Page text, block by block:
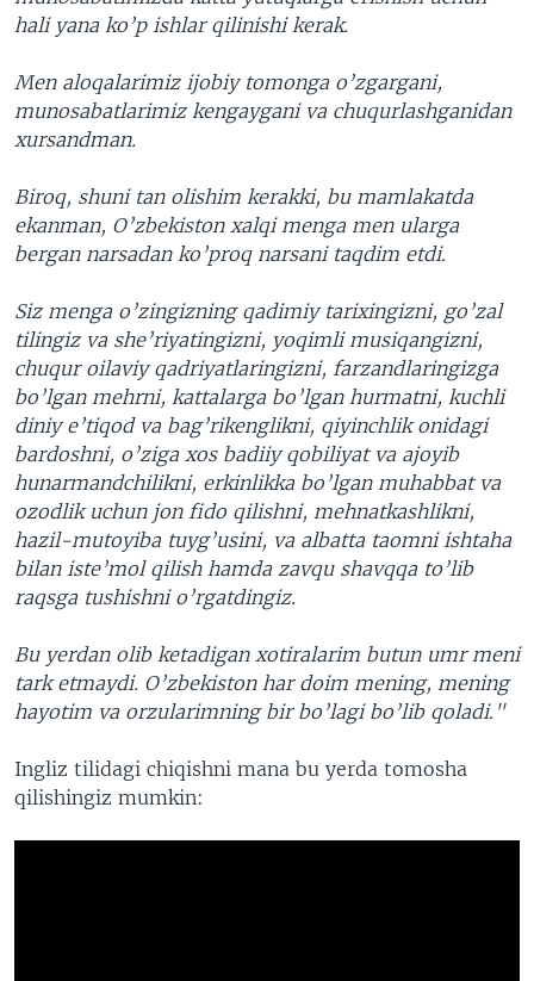
hali yana ko’p ishlar qilinishi kerak.
Men aloqalarimiz ijobiy tomonga o’zgargani,
munosabatlarimiz kengaygani va chuqurlashganidan
xursandman.
Biroq, shuni tan olishim kerakki, bu mamlakatda
ekanman, O’zbekiston xalqi menga men ularga
bergan narsadan ko’proq narsani taqdim etdi.
Siz menga o’zingizning qadimiy tarixingizni, go’zal
tilingiz va she’riyatingizni, yoqimli musiqangizni,
chuqur oilaviy qadriyatlaringizni, farzandlaringizga
bo’lgan mehrni, kattalarga bo’lgan hurmatni, kuchli
diniy e’tiqod va bag’rikenglikni, qiyinchlik onidagi
bardoshni, o’ziga xos badiiy qobiliyat va ajoyib
hunarmandchilikni, erkinlikka bo’lgan muhabbat va
ozodlik uchun jon fido qilishni, mehnatkashlikni,
hazil-mutoyiba tuyg’usini, va albatta taomni ishtaha
bilan iste’mol qilish hamda zavqu shavqqa to’lib
raqsga tushishni o’rgatdingiz.
Bu yerdan olib ketadigan xotiralarim butun umr meni
tark etmaydi. O’zbekiston har doim mening, mening
hayotim va orzularimning bir bo’lagi bo’lib qoladi."
Ingliz tilidagi chiqishni mana bu yerda tomosha
qilishingiz mumkin: